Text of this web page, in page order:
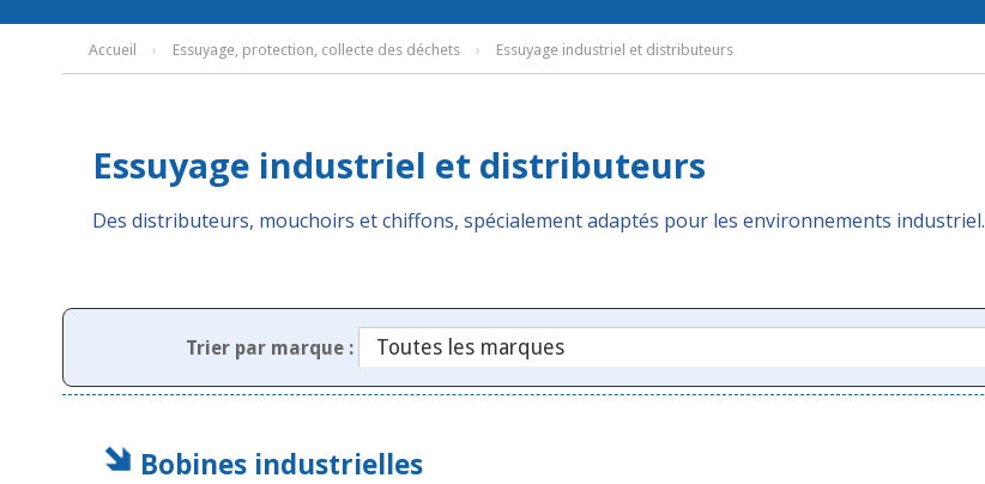
Accueil › Essuyage, protection, collecte des déchets › Essuyage industriel et distributeurs
Essuyage industriel et distributeurs
Des distributeurs, mouchoirs et chiffons, spécialement adaptés pour les environnements industriel.
Trier par marque :
Bobines industrielles